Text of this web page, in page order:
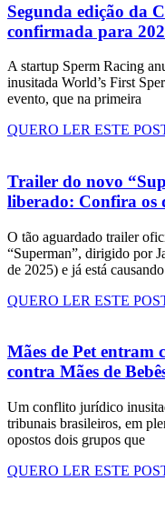
Segunda edição da
confirmada para
A startup Sperm Racing
inusitada World’s First
evento, que na primeira
QUERO LER ESTE
Trailer do novo
liberado: Confira os
O tão aguardado trailer
“Superman”, dirigido por
de 2025) e já está causando
QUERO LER ESTE
Mães de Pet entram
contra Mães de
Um conflito jurídico
tribunais brasileiros, em
opostos dois grupos que
QUERO LER ESTE